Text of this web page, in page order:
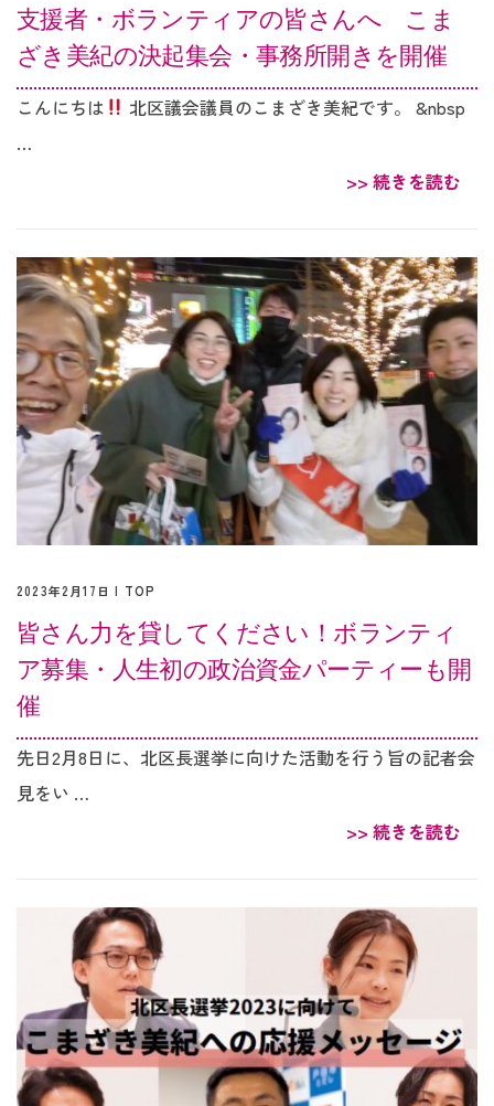
支援者・ボランティアの皆さんへ こま
ざき美紀の決起集会・事務所開きを開催
こんにちは
北区議会議員のこまざき美紀です。 &nbsp
…
>> 続きを読む
2023年2月17日 | TOP
皆さん力を貸してください！ボランティ
ア募集・人生初の政治資金パーティーも開
催
先日2月8日に、北区長選挙に向けた活動を行う旨の記者会
見をい …
>> 続きを読む